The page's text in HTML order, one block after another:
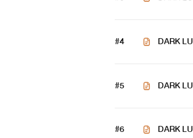
#4 DARK
#5 DARK
#6 DARK